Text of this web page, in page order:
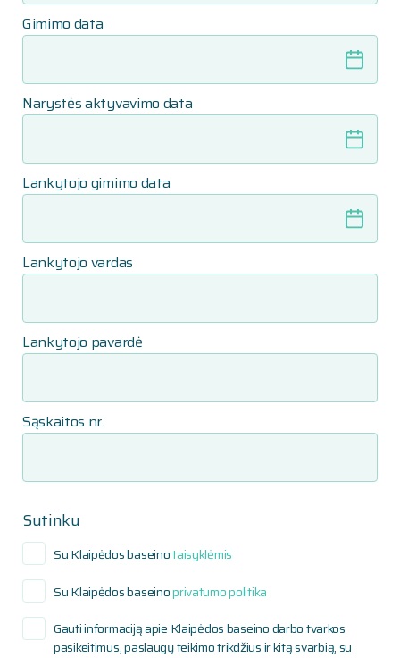
Gimimo data
Narystės aktyvavimo data
Lankytojo gimimo data
Lankytojo vardas
Lankytojo pavardė
Sąskaitos nr.
Sutinku
Su Klaipėdos baseinotaisyklėmis
Su Klaipėdos baseinoprivatumo politika
Gauti informaciją apie Klaipėdos baseino darbo tvarkos
pasikeitimus, paslaugų teikimo trikdžius ir kitą svarbią, su